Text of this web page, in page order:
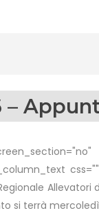
–
si terrà mercoledì